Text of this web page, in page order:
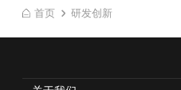
首页 研发创新